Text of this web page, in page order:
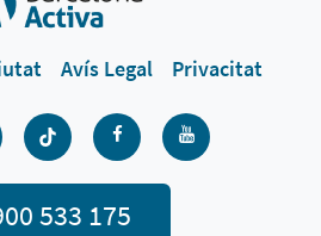
Avís Legal Privacitat
533 175